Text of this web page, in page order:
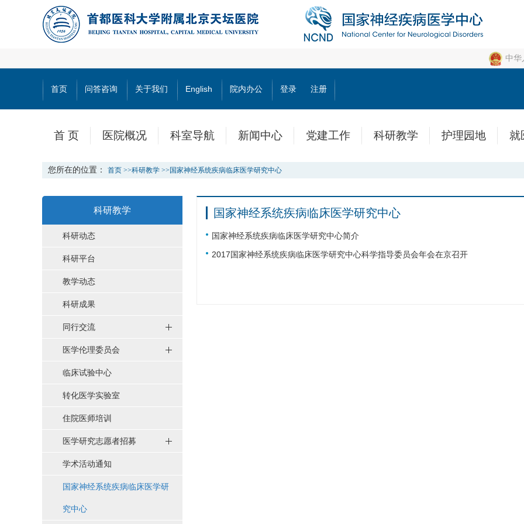
中华
首页 问答咨询 关于我们 English 院内办公 登录 注册
首 页 医院概况 科室导航 新闻中心 党建工作 科研教学 护理园地 就
您所在的位置： 首页 >>科研教学 >> 国家神经系统疾病临床医学研究中心
科研教学
科研动态
科研平台
教学动态
科研成果
同行交流
医学伦理委员会
临床试验中心
转化医学实验室
住院医师培训
医学研究志愿者招募
学术活动通知
国家神经系统疾病临床医学研
究中心
国家神经系统疾病临床医学研究中心
国家神经系统疾病临床医学研究中心简介
2017国家神经系统疾病临床医学研究中心科学指导委员会年会在京召开